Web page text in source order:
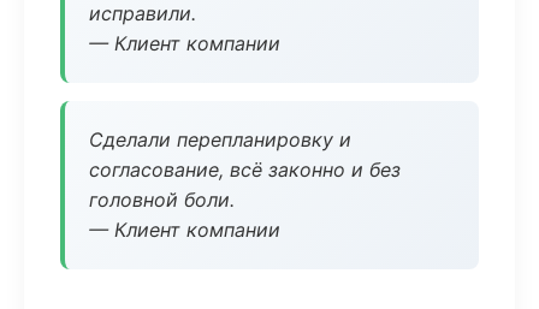
исправили.
— Клиент компании
Сделали перепланировку и
согласование, всё законно и без
головной боли.
— Клиент компании